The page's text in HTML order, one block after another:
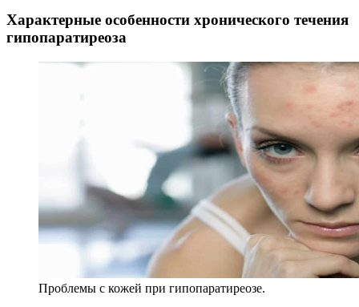
Характерные особенности хронического течения
гипопаратиреоза
Проблемы с кожей при гипопаратиреозе.